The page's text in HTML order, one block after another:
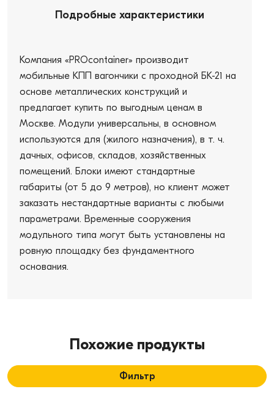
Подробные характеристики
Компания «PROcontainer» производит
мобильные КПП вагончики с проходной БК-21 на
основе металлических конструкций и
предлагает купить по выгодным ценам в
Москве. Модули универсальны, в основном
используются для (жилого назначения), в т. ч.
дачных, офисов, складов, хозяйственных
помещений. Блоки имеют стандартные
габариты (от 5 до 9 метров), но клиент может
заказать нестандартные варианты с любыми
параметрами. Временные сооружения
модульного типа могут быть установлены на
ровную площадку без фундаментного
основания.
Похожие продукты
Фильтр